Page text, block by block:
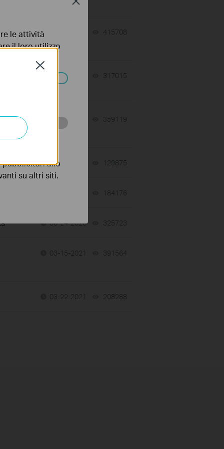
415708
07-16-2026 317015
07-16-2026 359119
06-24-2026 129875
184176
06-24-2026 325723
03-15-2021 391564
03-22-2021 208288
Close
le attività
il loro utilizzo
essere
di
pubblicitari allo
su altri siti.